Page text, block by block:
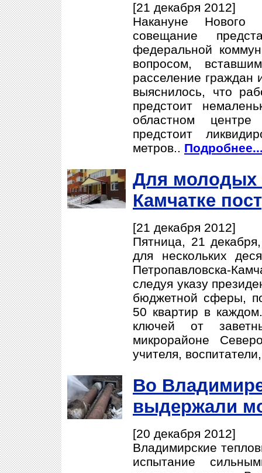
[21 декабря 2012]
Накануне
совещание
федеральной
вопросом,
расселение граждан
выяснилось, что
предстоит
областном
предстоит
метров..
Для молодых
Камчатке
[21 декабря 2012]
Пятница, 21
для нескольких
Петропавловска-
следуя указу
бюджетной сферы,
50 квартир в
ключей от
микрорайоне
учителя,
Во
выдержали
[20 декабря 2012]
Владимирские
испытание